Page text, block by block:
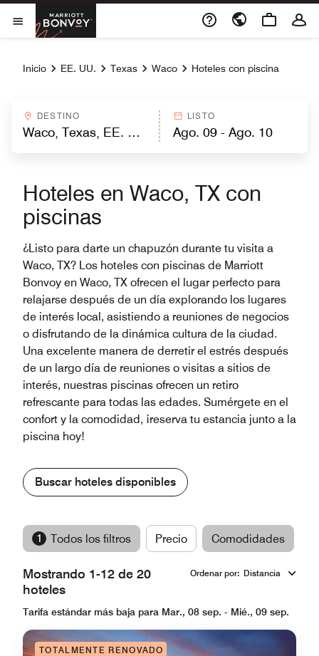
Skip to Content
Abrir el menú
Marriott Bonvoy
Inicio EE. UU. Texas Waco Hoteles con piscina
DESTINO LISTO
Hoteles en Waco, TX con
piscinas
¿Listo para darte un chapuzón durante tu visita a
Waco, TX? Los hoteles con piscinas de Marriott
Bonvoy en Waco, TX ofrecen el lugar perfecto para
relajarse después de un día explorando los lugares
de interés local, asistiendo a reuniones de negocios
o disfrutando de la dinámica cultura de la ciudad.
Una excelente manera de derretir el estrés después
de un largo día de reuniones o visitas a sitios de
interés, nuestras piscinas ofrecen un retiro
refrescante para todas las edades. Sumérgete en el
confort y la comodidad, ¡reserva tu estancia junto a la
piscina hoy!
Buscar hoteles disponibles
1 Todos los filtros Precio Comodidades
Mostrando 1-12 de 20
hoteles
Ordenar por: Distancia
Tarifa estándar más baja para Mar., 08 sep. - Mié., 09 sep.
TOTALMENTE RENOVADO